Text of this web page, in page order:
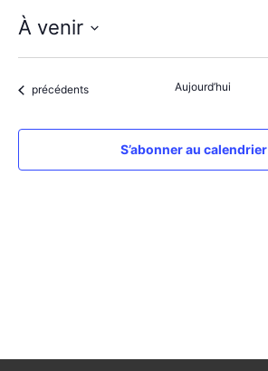
À venir
une
Évènements
précédents Aujourd’hui
S’abonner au calendrier